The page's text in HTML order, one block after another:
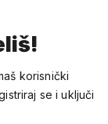
korisnički
se i uključi